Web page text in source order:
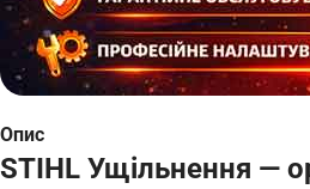
Опис
STIHL Ущільнення —